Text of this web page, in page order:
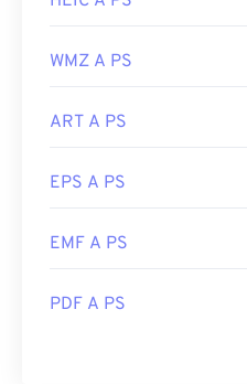
WMZ A PS
ART A PS
EPS A PS
EMF A PS
PDF A PS